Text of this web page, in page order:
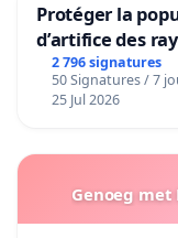
Protéger la
d’artifice des
2 796 signatures
50 Signatures / 7
25 Jul 2026
Genoeg